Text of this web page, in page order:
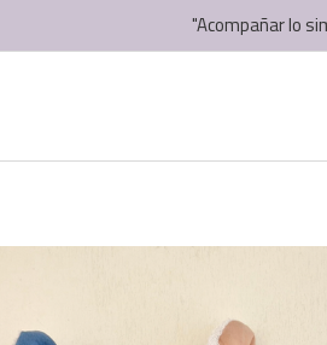
"Acompañar lo